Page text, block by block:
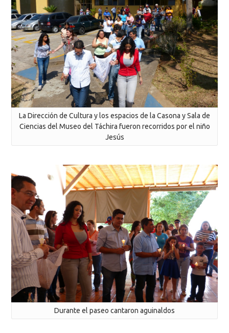
La Dirección de Cultura y los espacios de la Casona y Sala de
Ciencias del Museo del Táchira fueron recorridos por el niño
Jesús
Durante el paseo cantaron aguinaldos